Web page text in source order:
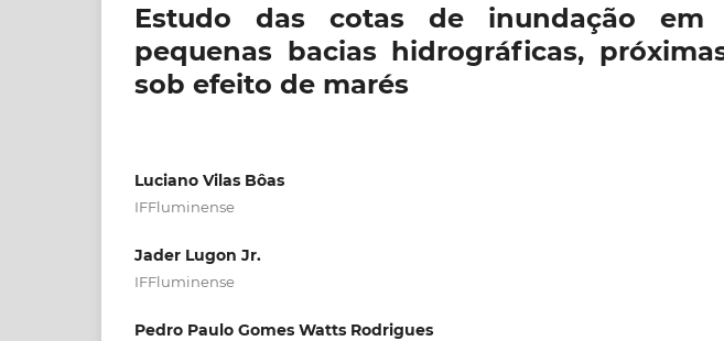
Estudo das cotas de inundação em
pequenas bacias hidrográficas,
sob efeito de marés
Luciano Vilas Bôas
IFFluminense
Jader Lugon Jr.
IFFluminense
Pedro Paulo Gomes Watts Rodrigues